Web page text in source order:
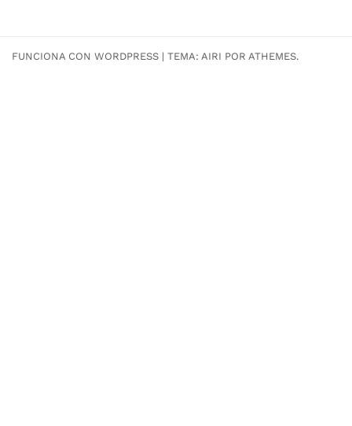
FUNCIONA CON WORDPRESS | TEMA: AIRI POR ATHEMES.